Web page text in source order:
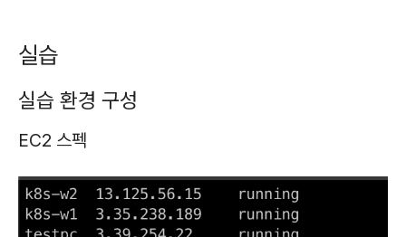
실습
실습 환경 구성
EC2 스펙